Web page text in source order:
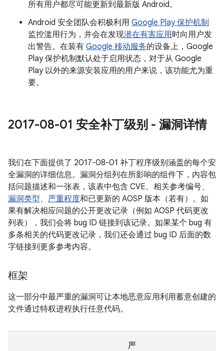
所有用户都尽可能更新到最新版 Android。
Android 安全团队会积极利用 Google Play 保护机制
监控滥用行为，并会在发现潜在有害应用时向用户发
出警告。在装有 Google 移动服务的设备上，Google
Play 保护机制默认处于启用状态，对于从 Google
Play 以外的来源安装应用的用户来说，该功能尤为重
要。
2017-08-01 安全补丁级别 - 漏洞详情
我们在下面提供了 2017-08-01 补丁程序级别涵盖的每个安
全漏洞的详细信息。漏洞分组列在所影响的组件下，内容包
括问题描述和一张表，该表中包含 CVE、相关参考编号、
漏洞类型、 严重程度和已更新的 AOSP 版本（若有）。如
果有解决相应问题的公开更改记录（例如 AOSP 代码更改
列表），我们会将 bug ID 链接到该记录。如果某个 bug 有
多条相关的代码更改记录，我们还会通过 bug ID 后面的数
字链接到更多参考内容。
框架
这一部分中最严重的漏洞可让本地恶意应用利用蓄意创建的
文件通过特权进程执行任意代码。
严